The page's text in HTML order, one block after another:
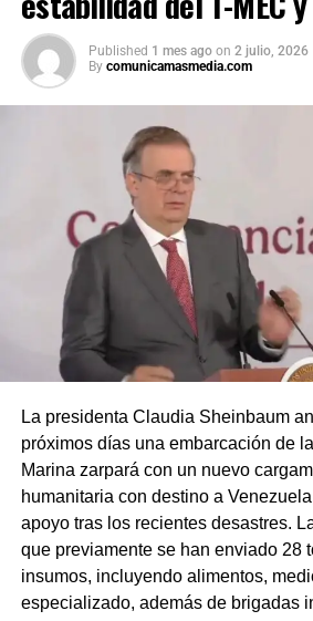
Published 1 mes ago on 2 julio, 2026
By comunicamasmedia.com
La presidenta Claudia Sheinbaum
próximos días una embarcación de
Marina zarpará con un nuevo
humanitaria con destino a
apoyo tras los recientes desastres.
que previamente se han enviado 28
insumos, incluyendo alimentos,
especializado, además de brigadas